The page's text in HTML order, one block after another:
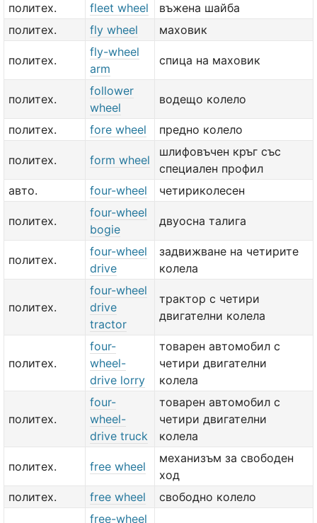
политех.
fleet wheel
въжена шайба
политех.
fly wheel маховик
политех.
fly-wheel
arm
спица на маховик
политех.
follower
wheel
водещо колело
политех. fore wheel предно колело
политех. form wheel
шлифовъчен кръг със
специален профил
авто.
four-wheel четириколесен
политех.
four-wheel
bogie
двуосна талига
политех.
four-wheel
drive
задвижване на четирите
колела
политех.
four-wheel
drive
tractor
трактор с четири
двигателни колела
политех.
four-
wheel-
drive lorry
товарен автомобил с
четири двигателни
колела
политех.
four-
wheel-
drive truck
товарен автомобил с
четири двигателни
колела
политех. free wheel
механизъм за свободен
ход
политех.
free wheel свободно колело
free-wheel